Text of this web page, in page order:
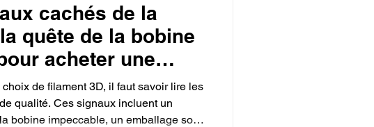
Formation 3D en ligne.
cachés de la
quête de la bobine
acheter une
filament 3D pour
3D.
de filament 3D, il faut savoir lire les
qualité. Ces signaux incluent un
bobine impeccable, un emballage sous